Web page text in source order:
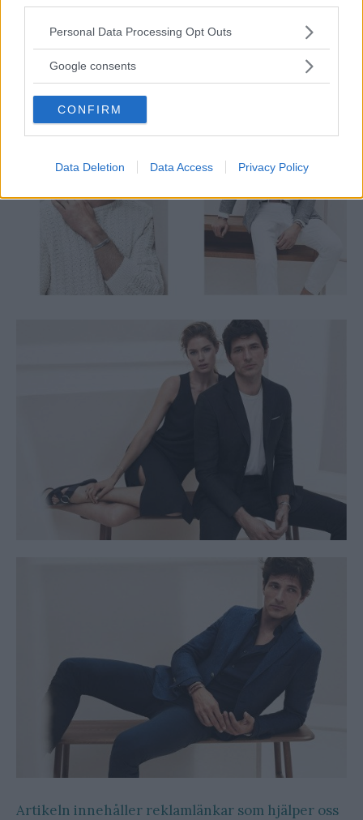
Please note that this website/app uses one or more Google
not limited to your visit or usage behaviour. You may click to
use your data for below specified purposes in below Google
consent section.
Personal Data Processing Opt Outs
Google consents
CONFIRM
Data Deletion Data Access Privacy Policy
den stickade tröjan under kavajen. Två stilar jag
personligen uppskattar riktigt mycket.
Artikeln innehåller reklamlänkar som hjälper oss